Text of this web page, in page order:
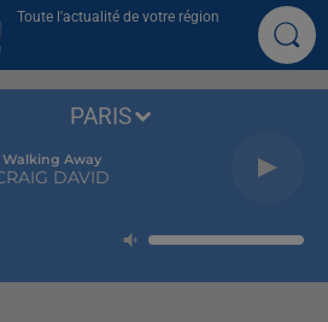
Toute l'actualité de votre région
Walking Away
DAVID
PARIS